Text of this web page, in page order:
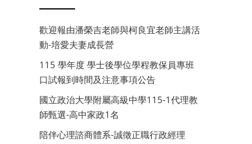
歡迎報由潘榮吉老師與柯良宜老師主講活
動-培愛夫妻成長營
115 學年度 學士後學位學程教保員專班
口試報到時間及注意事項公告
國立政治大學附屬高級中學115-1代理教
師甄選-高中家政1名
陪伴心理諮商體系-誠徵正職行政經理